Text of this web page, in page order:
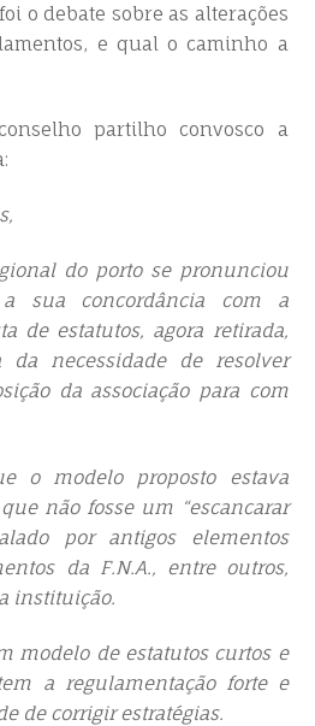
o debate sobre as alterações
e qual o caminho a
partilho convosco a
do porto se pronunciou
sua concordância com a
de estatutos, agora retirada,
da necessidade de resolver
da associação para com
o modelo proposto estava
não fosse um “escancarar
por antigos elementos
da F.N.A., entre outros,
instituição.
modelo de estatutos curtos e
a regulamentação forte e
de corrigir estratégias.